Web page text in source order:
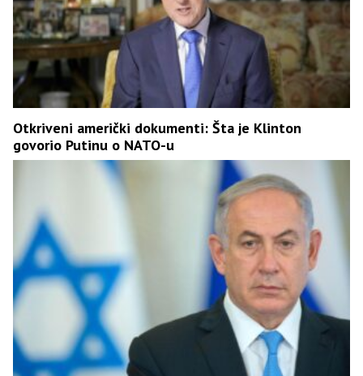
Otkriveni američki dokumenti: Šta je Klinton
govorio Putinu o NATO-u